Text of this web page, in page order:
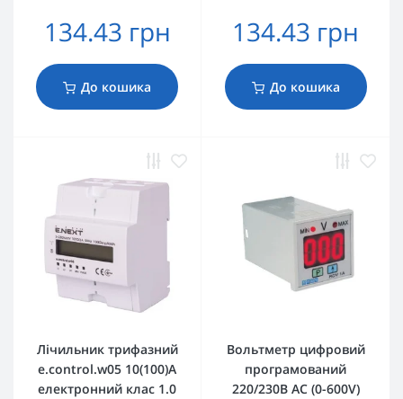
134.43 грн
До кошика
134.43 грн
До кошика
Лічильник трифазний
e.control.w05 10(100)А
електронний клас 1.0
Вольтметр цифровий
програмований
220/230В AC (0-600V)